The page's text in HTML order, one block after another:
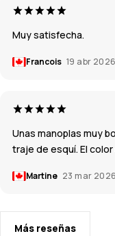
Muy satisfecha.
Francois 19 abr 2026
Unas manoplas muy
traje de esquí. El
Martine 23 mar 2026
Más reseñas